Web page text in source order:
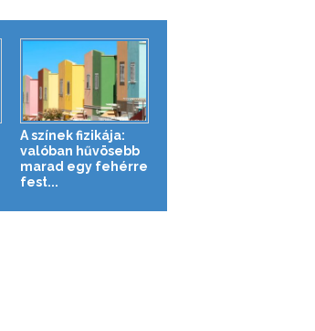
A színek fizikája:
valóban hűvösebb
marad egy fehérre
fest...